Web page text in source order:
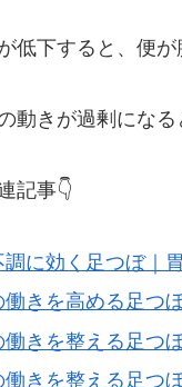
低下すると、便
動きが過剰にな
記事👇
調に効く足つぼ｜
働きを高める足つ
働きを整える足つ
働きを整える足つ